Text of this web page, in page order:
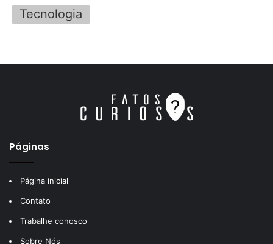
Tecnologia
Páginas
Página inicial
Contato
Trabalhe conosco
Sobre Nós